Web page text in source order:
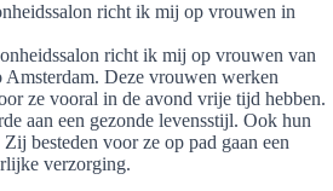
richt ik mij op vrouwen in
richt ik mij op vrouwen van
Amsterdam. Deze vrouwen werken
ze vooral in de avond vrije tijd hebben.
aan een gezonde levensstijl. Ook hun
besteden voor ze op pad gaan een
verzorging.